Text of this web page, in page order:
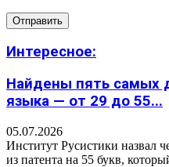
Интересное:
Найдены пять самых
языка — от 29 до 55...
05.07.2026
Институт Русистики назвал
из патента на 55 букв,